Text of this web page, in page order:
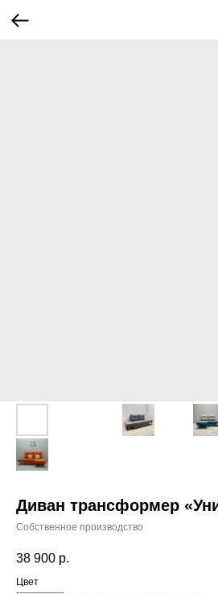
Диван трансформер
Собственное производство
38 900 р.
Цвет